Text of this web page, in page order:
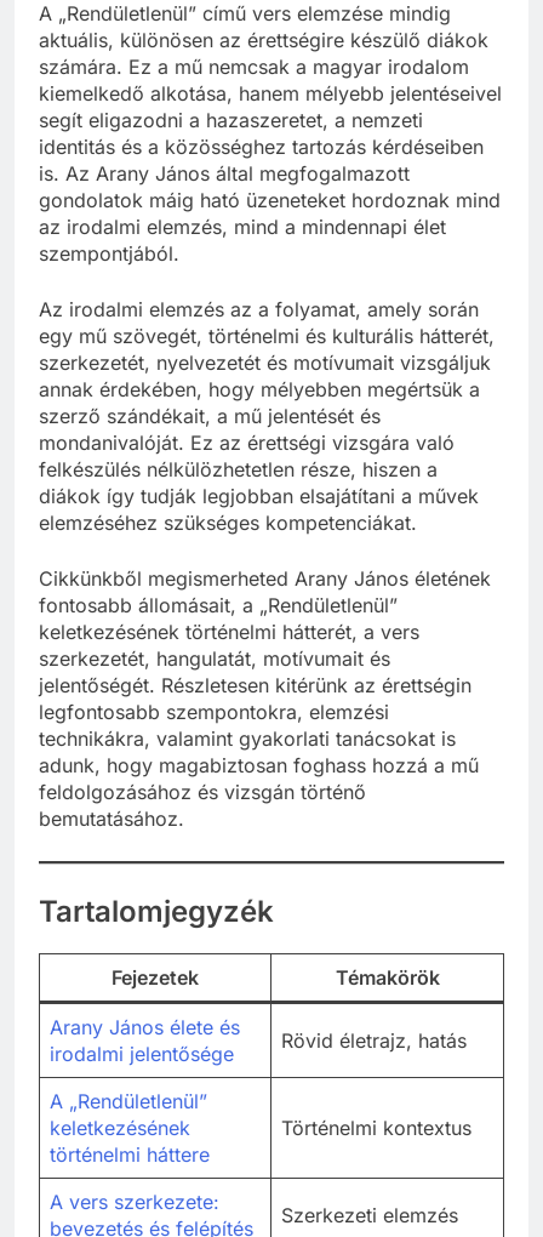
A „Rendületlenül” című vers elemzése mindig
aktuális, különösen az érettségire készülő diákok
számára. Ez a mű nemcsak a magyar irodalom
kiemelkedő alkotása, hanem mélyebb jelentéseivel
segít eligazodni a hazaszeretet, a nemzeti
identitás és a közösséghez tartozás kérdéseiben
is. Az Arany János által megfogalmazott
gondolatok máig ható üzeneteket hordoznak mind
az irodalmi elemzés, mind a mindennapi élet
szempontjából.
Az irodalmi elemzés az a folyamat, amely során
egy mű szövegét, történelmi és kulturális hátterét,
szerkezetét, nyelvezetét és motívumait vizsgáljuk
annak érdekében, hogy mélyebben megértsük a
szerző szándékait, a mű jelentését és
mondanivalóját. Ez az érettségi vizsgára való
felkészülés nélkülözhetetlen része, hiszen a
diákok így tudják legjobban elsajátítani a művek
elemzéséhez szükséges kompetenciákat.
Cikkünkből megismerheted Arany János életének
fontosabb állomásait, a „Rendületlenül”
keletkezésének történelmi hátterét, a vers
szerkezetét, hangulatát, motívumait és
jelentőségét. Részletesen kitérünk az érettségin
legfontosabb szempontokra, elemzési
technikákra, valamint gyakorlati tanácsokat is
adunk, hogy magabiztosan foghass hozzá a mű
feldolgozásához és vizsgán történő
bemutatásához.
Tartalomjegyzék
Fejezetek Témakörök
Arany János élete és
irodalmi jelentősége
Rövid életrajz, hatás
A „Rendületlenül”
keletkezésének
történelmi háttere
Történelmi kontextus
A vers szerkezete:
bevezetés és felépítés
Szerkezeti elemzés